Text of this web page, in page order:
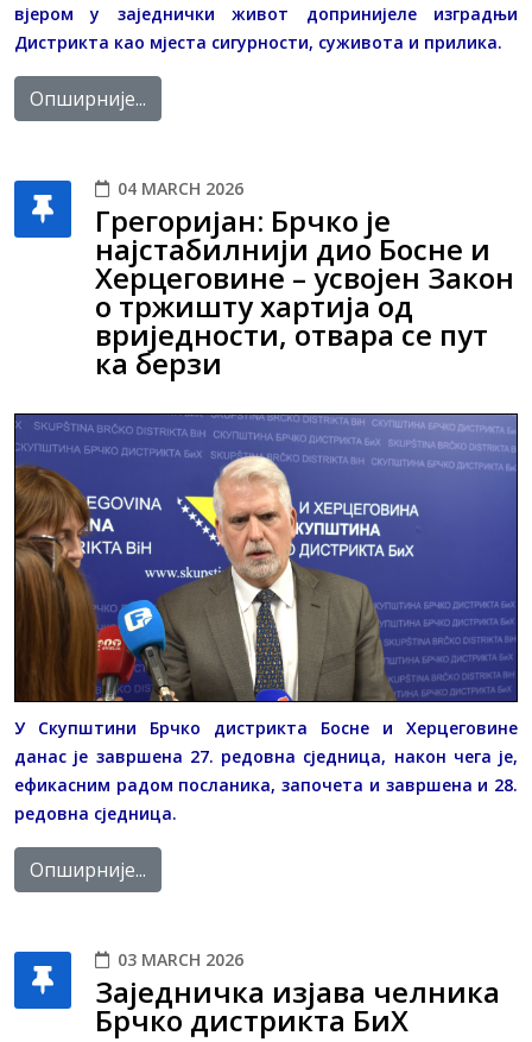
вјером у заједнички живот допринијеле изградњи
Дистрикта као мјеста сигурности, суживота и прилика.
Опширније...
04 MARCH 2026
Грегоријан: Брчко је
најстабилнији дио Босне и
Херцеговине – усвојен Закон
о тржишту хартија од
вриједности, отвара се пут
ка берзи
У Скупштини Брчко дистрикта Босне и Херцеговине
данас је завршена 27. редовна сједница, након чега је,
ефикасним радом посланика, започета и завршена и 28.
редовна сједница.
Опширније...
03 MARCH 2026
Заједничка изјава челника
Брчко дистрикта БиХ